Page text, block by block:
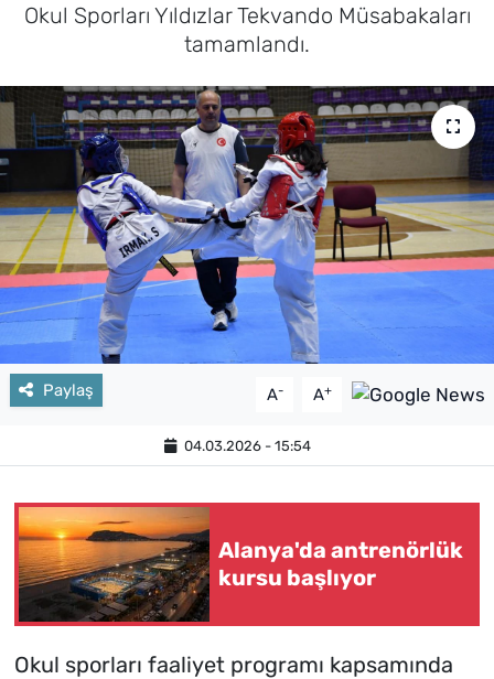
Okul Sporları Yıldızlar Tekvando Müsabakaları
tamamlandı.
Paylaş A- A+
04.03.2026 - 15:54
Alanya'da antrenörlük
kursu başlıyor
Okul sporları faaliyet programı kapsamında